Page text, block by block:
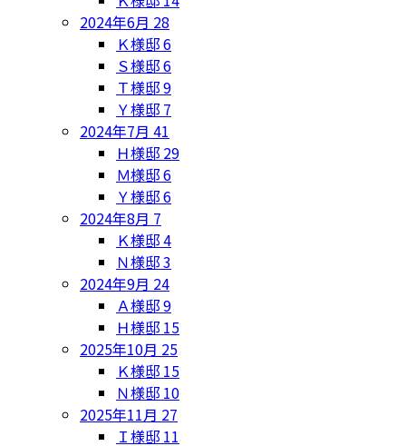
2024年6月 28
Ｋ様邸6
Ｓ様邸6
Ｔ様邸9
Ｙ様邸 7
2024年7月 41
Ｈ様邸 29
Ｍ様邸6
Ｙ様邸6
2024年8月 7
Ｋ様邸4
Ｎ様邸3
2024年9月 24
Ａ様邸9
Ｈ様邸 15
2025年10月 25
Ｋ様邸 15
Ｎ様邸 10
2025年11月 27
Ｉ様邸 11